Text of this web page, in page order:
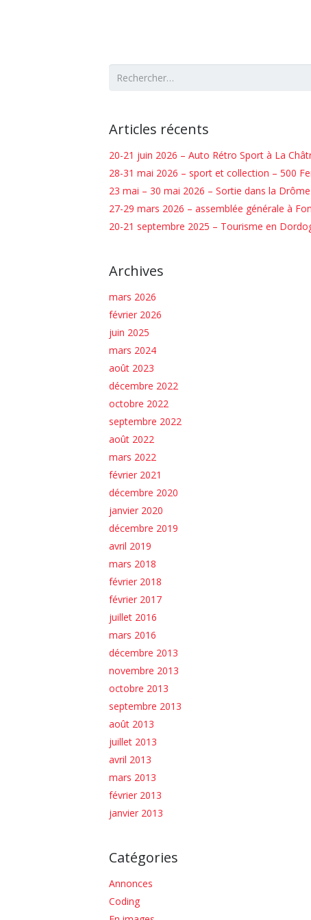
Rechercher :
Articles récents
20-21 juin 2026 – Auto Rétro Sport à La
28-31 mai 2026 – sport et collection – 500
23 mai – 30 mai 2026 – Sortie dans la
27-29 mars 2026 – assemblée générale à
20-21 septembre 2025 – Tourisme en
Archives
mars 2026
février 2026
juin 2025
mars 2024
août 2023
décembre 2022
octobre 2022
septembre 2022
août 2022
mars 2022
février 2021
décembre 2020
janvier 2020
décembre 2019
avril 2019
mars 2018
février 2018
février 2017
juillet 2016
mars 2016
décembre 2013
novembre 2013
octobre 2013
septembre 2013
août 2013
juillet 2013
avril 2013
mars 2013
février 2013
janvier 2013
Catégories
Annonces
Coding